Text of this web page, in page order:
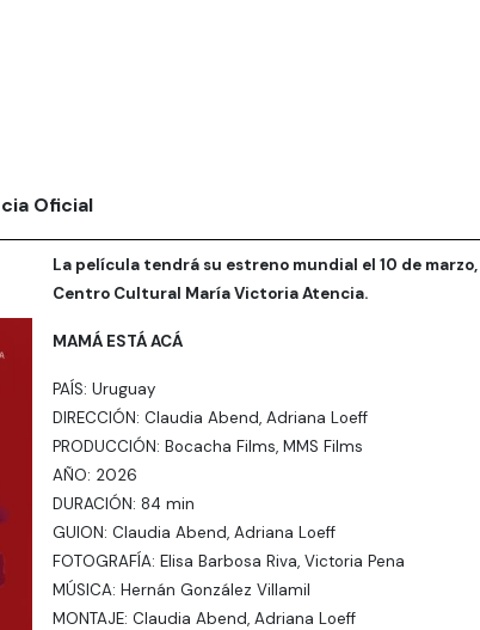
Oficial
La película tendrá su estreno mundial el 10 de marzo,
Centro Cultural María Victoria Atencia.
MAMÁ ESTÁ ACÁ
PAÍS: Uruguay
DIRECCIÓN: Claudia Abend, Adriana Loeff
PRODUCCIÓN: Bocacha Films, MMS Films
AÑO: 2026
DURACIÓN: 84 min
GUION: Claudia Abend, Adriana Loeff
FOTOGRAFÍA: Elisa Barbosa Riva, Victoria Pena
MÚSICA: Hernán González Villamil
MONTAJE: Claudia Abend, Adriana Loeff